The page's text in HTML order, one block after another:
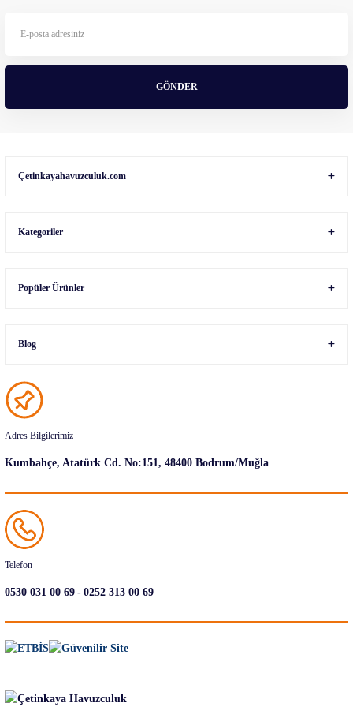
Ürün fiyatı diğer sitelerden daha pahalı.
GÖNDER
Çetinkayahavuzculuk.com
Kategoriler
Popüler Ürünler
Blog
Adres Bilgilerimiz
Kumbahçe, Atatürk Cd. No:151, 48400 Bodrum/Muğla
Telefon
0530 031 00 69-0252 313 00 69